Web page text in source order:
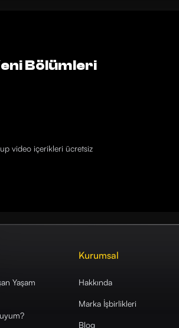
Bölümleri
video içerikleri ücretsiz
Yaşam
Kurumsal
Hakkında
Marka İşbirlikleri
Blog